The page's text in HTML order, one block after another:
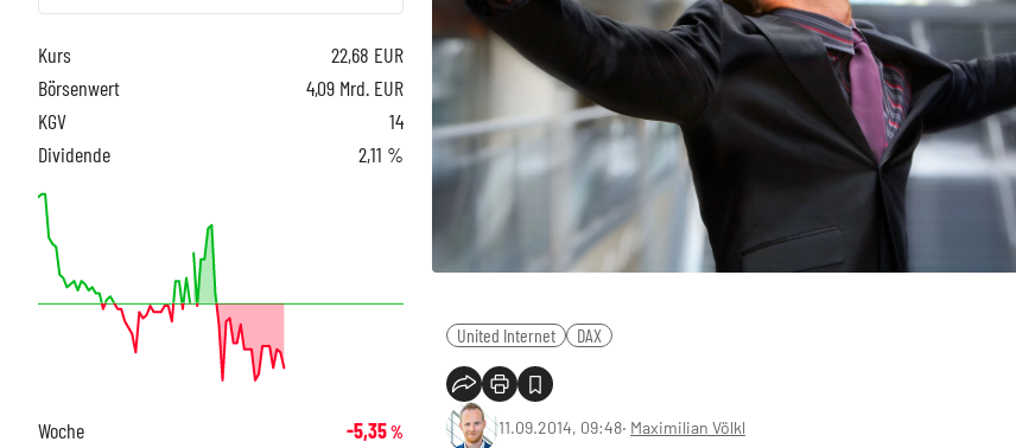
United Internet DAX
11.09.2014, 09:48‧ Maximilian Völkl
Kurs 22,68 EUR
Börsenwert
4,09 Mrd. EUR
KGV
14
Dividende
2,11 %
Woche -5,35%